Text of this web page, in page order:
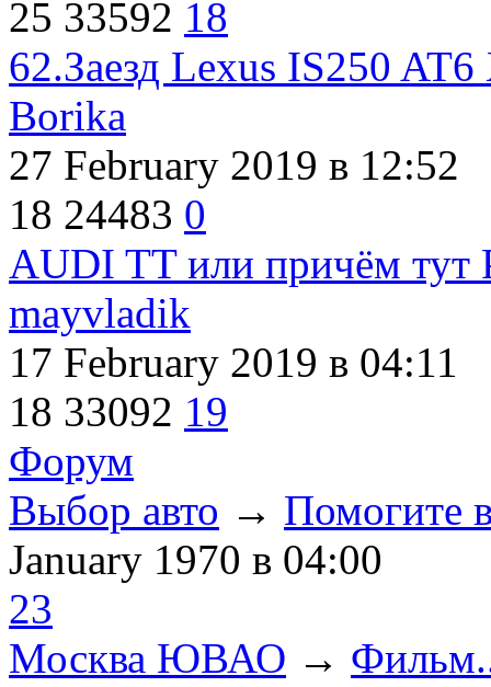
25 33592 18
62.Заезд Lexus IS250
Borika
27 February 2019 в 12:52
18 24483 0
AUDI TT или причём тут
mayvladik
17 February 2019 в 04:11
18 33092 19
Форум
Выбор авто → Помогите
January 1970 в 04:00
23
Москва ЮВАО →